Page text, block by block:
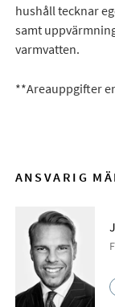
hushåll tecknar
samt
varmvatten.
**Areauppgifter
ANSVARIG